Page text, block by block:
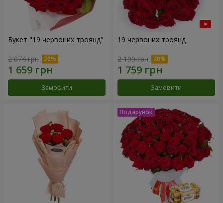
Букет "19 червоних троянд"
2 074 грн
Замовити
19 червоних троянд
2 199 грн
Замовити